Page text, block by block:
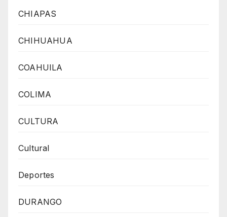
CHIAPAS
CHIHUAHUA
COAHUILA
COLIMA
CULTURA
Cultural
Deportes
DURANGO